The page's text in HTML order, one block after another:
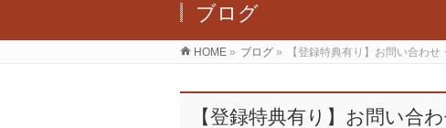
ブログ
HOME » ブログ » 【登録特典有り】お問い合わ
【登録特典有り】お問い合